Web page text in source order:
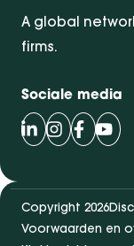
A global
firms.
Sociale media
Volg Bentacera
Volg Volg
Copyright 2026
Voorwaarden en